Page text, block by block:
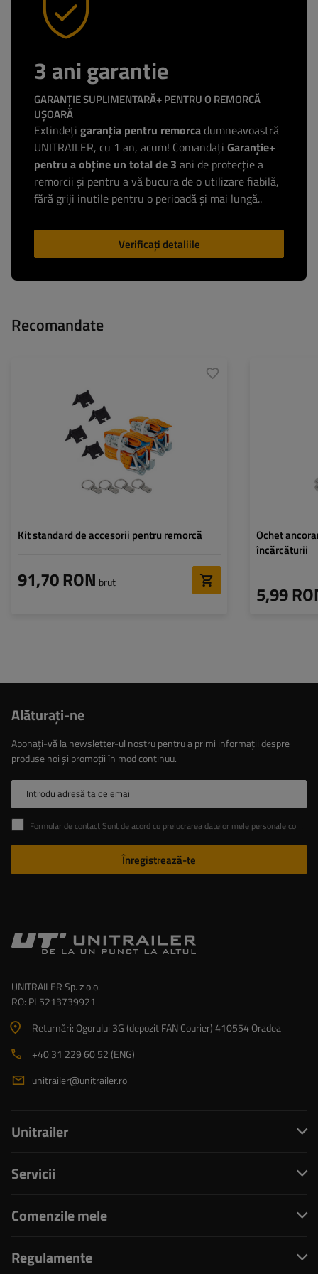
3 ani garantie
GARANȚIE SUPLIMENTARĂ+ PENTRU O REMORCĂ
UȘOARĂ
Extindeți garanția pentru remorcadumneavoastră
UNITRAILER, cu 1 an, acum! Comandați Garanție+
pentru a obține un total de 3 ani de protecție a
remorcii și pentru a vă bucura de o utilizare fiabilă,
fără griji inutile pentru o perioadă și mai lungă..
Verificați detaliile
Recomandate
Kit standard de accesorii pentru remorcă
91,70 RON brut
Ochet
încărcăturii
5,99
Alăturaţi-ne
Abonați-vă la newsletter-ul nostru pentru a primi informații despre
produse noi și promoții în mod continuu.
Introdu adresă ta de email
Formular de contact Sunt de acord cu prelucrarea datelor mele personale conținute în formularul de contact în conformitate cu Regulamentul Parlamentului European și al Consiliului (UE)
Înregistrează-te
UNITRAILER Sp. z o.o.
RO: PL5213739921
Returnări: Ogorului 3G (depozit FAN Courier) 410554 Oradea
+40 31 229 60 52 (ENG)
unitrailer@unitrailer.ro
Unitrailer
Servicii
Comenzile mele
Regulamente